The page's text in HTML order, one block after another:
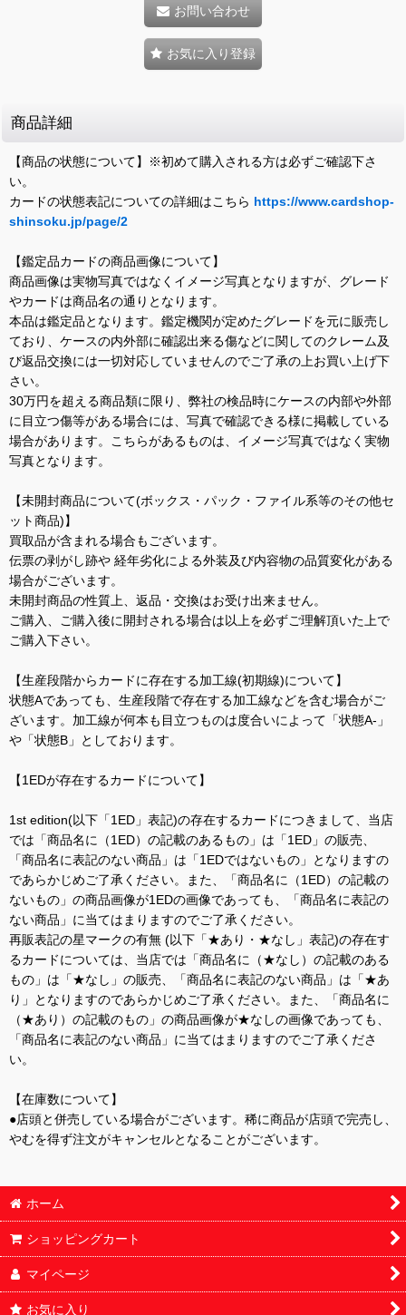
お問い合わせ
お気に入り登録
商品詳細
【商品の状態について】※初めて購入される方は必ずご確認下さ
い。
カードの状態表記についての詳細はこちら https://www.cardshop-
shinsoku.jp/page/2
【鑑定品カードの商品画像について】
商品画像は実物写真ではなくイメージ写真となりますが、グレード
やカードは商品名の通りとなります。
本品は鑑定品となります。鑑定機関が定めたグレードを元に販売し
ており、ケースの内外部に確認出来る傷などに関してのクレーム及
び返品交換には一切対応していませんのでご了承の上お買い上げ下
さい。
30万円を超える商品類に限り、弊社の検品時にケースの内部や外部
に目立つ傷等がある場合には、写真で確認できる様に掲載している
場合があります。こちらがあるものは、イメージ写真ではなく実物
写真となります。
【未開封商品について(ボックス・パック・ファイル系等のその他セ
ット商品)】
買取品が含まれる場合もございます。
伝票の剥がし跡や 経年劣化による外装及び内容物の品質変化がある
場合がございます。
未開封商品の性質上、返品・交換はお受け出来ません。
ご購入、ご購入後に開封される場合は以上を必ずご理解頂いた上で
ご購入下さい。
【生産段階からカードに存在する加工線(初期線)について】
状態Aであっても、生産段階で存在する加工線などを含む場合がご
ざいます。加工線が何本も目立つものは度合いによって「状態A-」
や「状態B」としております。
【1EDが存在するカードについて】
1st edition(以下「1ED」表記)の存在するカードにつきまして、当店
では「商品名に（1ED）の記載のあるもの」は「1ED」の販売、
「商品名に表記のない商品」は「1EDではないもの」となりますの
であらかじめご了承ください。また、「商品名に（1ED）の記載の
ないもの」の商品画像が1EDの画像であっても、「商品名に表記の
ない商品」に当てはまりますのでご了承ください。
再販表記の星マークの有無 (以下「★あり・★なし」表記)の存在す
るカードについては、当店では「商品名に（★なし）の記載のある
もの」は「★なし」の販売、「商品名に表記のない商品」は「★あ
り」となりますのであらかじめご了承ください。また、「商品名に
（★あり）の記載のもの」の商品画像が★なしの画像であっても、
「商品名に表記のない商品」に当てはまりますのでご了承くださ
い。
【在庫数について】
●店頭と併売している場合がございます。稀に商品が店頭で完売し、
やむを得ず注文がキャンセルとなることがございます。
ホーム
ショッピングカート
マイページ
お気に入り